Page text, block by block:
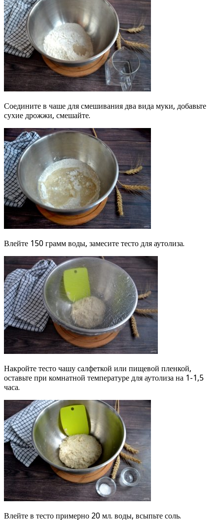
Соедините в чаше для смешивания два вида муки, добавьте
сухие дрожжи, смешайте.
Влейте 150 грамм воды, замесите тесто для аутолиза.
Накройте тесто чашу салфеткой или пищевой пленкой,
оставьте при комнатной температуре для аутолиза на 1-1,5
часа.
Влейте в тесто примерно 20 мл. воды, всыпьте соль.